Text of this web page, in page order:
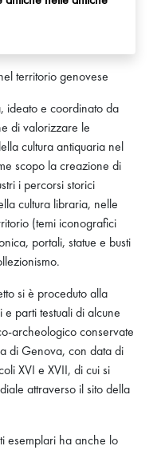
territorio genovese
ideato e coordinato da
di valorizzare le
cultura antiquaria nel
scopo la creazione di
i percorsi storici
cultura libraria, nelle
(temi iconografici
portali, statue e busti
si è proceduto alla
parti testuali di alcune
archeologico conservate
di Genova, con data di
XVI e XVII, di cui si
attraverso il sito della
esemplari ha anche lo